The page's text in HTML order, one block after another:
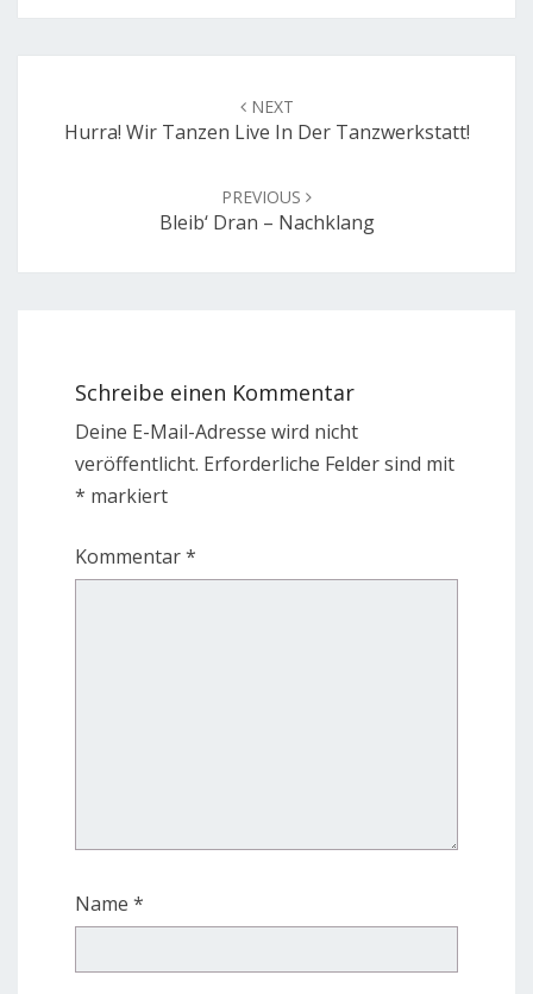
NEXT
Hurra! Wir Tanzen Live In Der Tanzwerkstatt!
PREVIOUS
Bleib‘ Dran – Nachklang
Schreibe einen Kommentar
Deine E-Mail-Adresse wird nicht
veröffentlicht. Erforderliche Felder sind mit
* markiert
Kommentar*
Name *